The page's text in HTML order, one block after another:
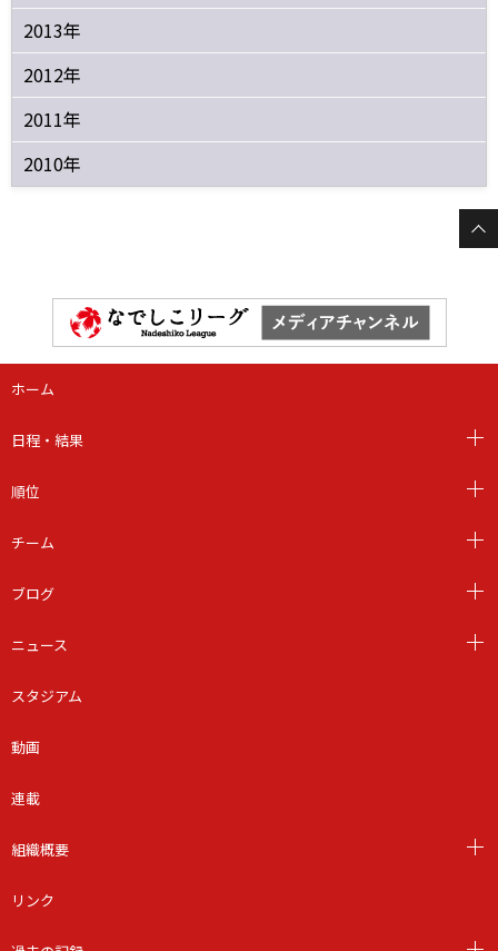
2013年
2012年
2011年
2010年
ホーム
日程・結果
順位
チーム
ブログ
ニュース
スタジアム
動画
連載
組織概要
リンク